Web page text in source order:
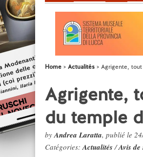
Home Actualités Agrigente,
Agrigente,
du temple
byAndrea Laratta, publié le
Catégories:Actualités/Avis